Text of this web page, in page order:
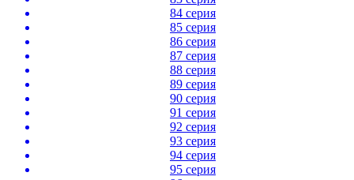
84 серия
85 серия
86 серия
87 серия
88 серия
89 серия
90 серия
91 серия
92 серия
93 серия
94 серия
95 серия